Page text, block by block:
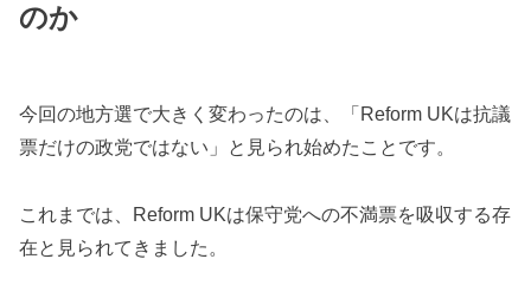
のか
今回の地方選で大きく変わったのは、「Reform UKは抗議
票だけの政党ではない」と見られ始めたことです。
これまでは、Reform UKは保守党への不満票を吸収する存
在と見られてきました。